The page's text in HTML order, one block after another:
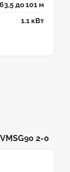
до 101 м
1.1 кВт
2-0